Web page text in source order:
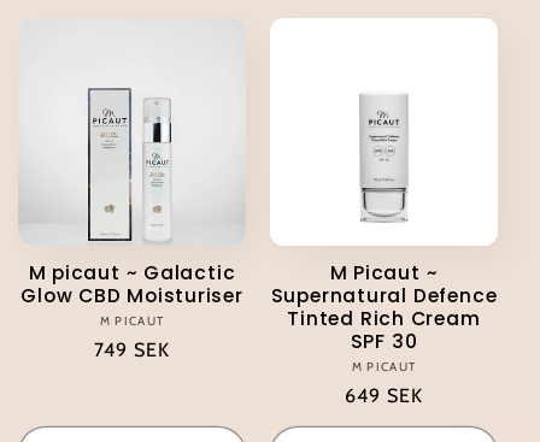
M picaut ~ Galactic
Glow CBD Moisturiser
Säljare:
M PICAUT
Ordinarie
749 SEK
M Picaut ~
Supernatural Defence
Tinted Rich Cream
SPF 30
Säljare:
M PICAUT
Ordinarie
pris
649 SEK